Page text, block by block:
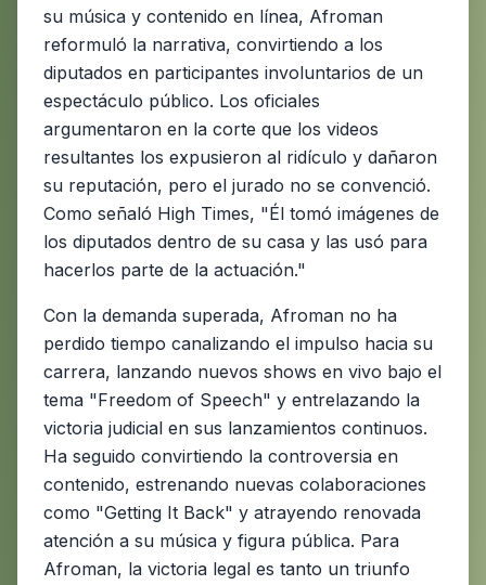
su música y contenido en línea, Afroman
reformuló la narrativa, convirtiendo a los
diputados en participantes involuntarios de un
espectáculo público. Los oficiales
argumentaron en la corte que los videos
resultantes los expusieron al ridículo y dañaron
su reputación, pero el jurado no se convenció.
Como señaló High Times, "Él tomó imágenes de
los diputados dentro de su casa y las usó para
hacerlos parte de la actuación."
Con la demanda superada, Afroman no ha
perdido tiempo canalizando el impulso hacia su
carrera, lanzando nuevos shows en vivo bajo el
tema "Freedom of Speech" y entrelazando la
victoria judicial en sus lanzamientos continuos.
Ha seguido convirtiendo la controversia en
contenido, estrenando nuevas colaboraciones
como "Getting It Back" y atrayendo renovada
atención a su música y figura pública. Para
Afroman, la victoria legal es tanto un triunfo